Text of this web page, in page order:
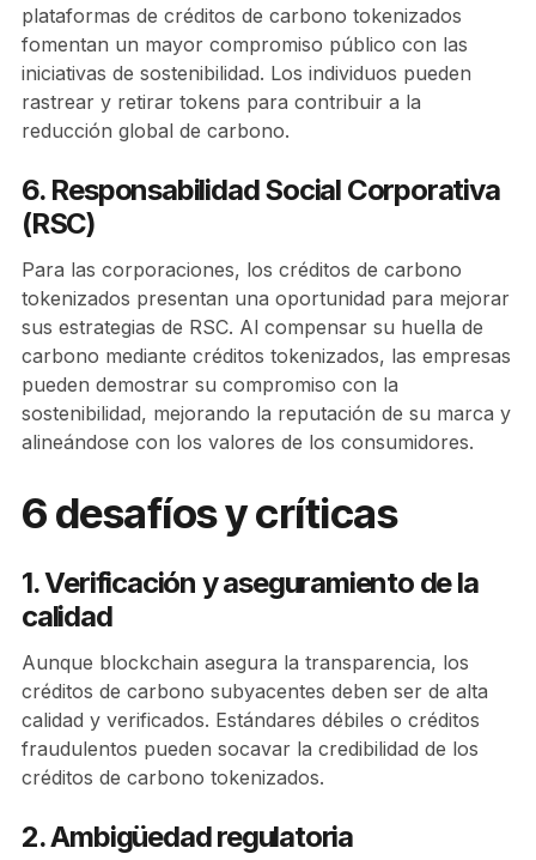
plataformas de créditos de carbono tokenizados
fomentan un mayor compromiso público con las
iniciativas de sostenibilidad. Los individuos pueden
rastrear y retirar tokens para contribuir a la
reducción global de carbono.
6. Responsabilidad Social Corporativa
(RSC)
Para las corporaciones, los créditos de carbono
tokenizados presentan una oportunidad para mejorar
sus estrategias de RSC. Al compensar su huella de
carbono mediante créditos tokenizados, las empresas
pueden demostrar su compromiso con la
sostenibilidad, mejorando la reputación de su marca y
alineándose con los valores de los consumidores.
6 desafíos y críticas
1. Verificación y aseguramiento de la
calidad
Aunque blockchain asegura la transparencia, los
créditos de carbono subyacentes deben ser de alta
calidad y verificados. Estándares débiles o créditos
fraudulentos pueden socavar la credibilidad de los
créditos de carbono tokenizados.
2. Ambigüedad regulatoria